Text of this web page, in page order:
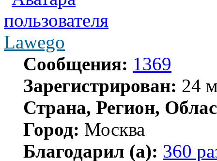
Lawego
Сообщения: 1369
Зарегистрирован: 24
Страна, Регион,
Город: Москва
Благодарил (а): 360